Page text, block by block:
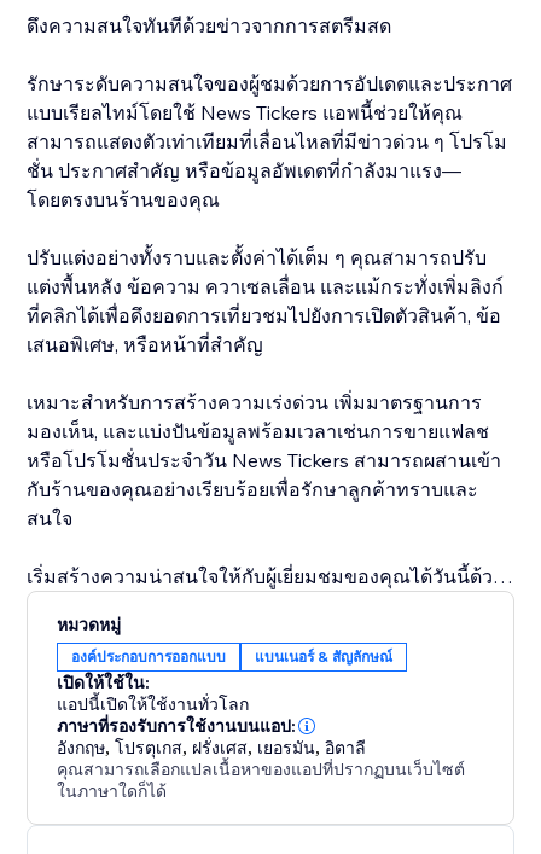
ดึงความสนใจทันทีด้วยข่าวจากการสตรีมสด
รักษาระดับความสนใจของผู้ชมด้วยการอัปเดตและประกาศ
แบบเรียลไทม์โดยใช้ News Tickers แอพนี้ช่วยให้คุณ
สามารถแสดงตัวเท่าเทียมที่เลื่อนไหลที่มีข่าวด่วน ๆ โปรโม
ชั่น ประกาศสำคัญ หรือข้อมูลอัพเดตที่กำลังมาแรง—
โดยตรงบนร้านของคุณ
ปรับแต่งอย่างทั้งราบและตั้งค่าได้เต็ม ๆ คุณสามารถปรับ
แต่งพื้นหลัง ข้อความ ควาเซลเลื่อน และแม้กระทั่งเพิ่มลิงก์
ที่คลิกได้เพื่อดึงยอดการเที่ยวชมไปยังการเปิดตัวสินค้า, ข้อ
เสนอพิเศษ, หรือหน้าที่สำคัญ
เหมาะสำหรับการสร้างความเร่งด่วน เพิ่มมาตรฐานการ
มองเห็น, และแบ่งปันข้อมูลพร้อมเวลาเช่นการขายแฟลช
หรือโปรโมชั่นประจำวัน News Tickers สามารถผสานเข้า
กับร้านของคุณอย่างเรียบร้อยเพื่อรักษาลูกค้าทราบและ
สนใจ
เริ่มสร้างความน่าสนใจให้กับผู้เยี่ยมชมของคุณได้วันนี้ด้วย
หมวดหมู่
องค์ประกอบการออกแบบ แบนเนอร์ & สัญลักษณ์
เปิดให้ใช้ใน:
แอปนี้เปิดให้ใช้งานทั่วโลก
ภาษาที่รองรับการใช้งานบนแอป:
อังกฤษ,โปรตุเกส, ฝรั่งเศส, เยอรมัน,อิตาลี
คุณสามารถเลือกแปลเนื้อหาของแอปที่ปรากฏบนเว็บไซต์
ในภาษาใดก็ได้